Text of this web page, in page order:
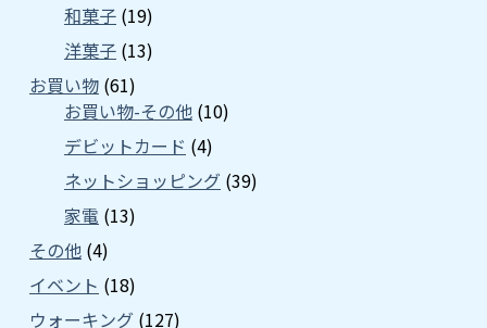
和菓子 (19)
洋菓子 (13)
お買い物 (61)
お買い物-その他 (10)
デビットカード (4)
ネットショッピング (39)
家電 (13)
その他 (4)
イベント (18)
ウォーキング (127)